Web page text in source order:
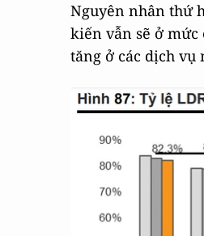
Nguyên nhân thứ
kiến vẫn sẽ ở mức
tăng ở các dịch vụ